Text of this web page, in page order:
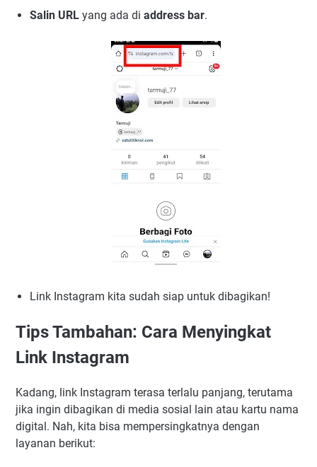
Salin URL yang ada di address bar.
Link Instagram kita sudah siap untuk dibagikan!
Tips Tambahan: Cara Menyingkat
Link Instagram
Kadang, link Instagram terasa terlalu panjang, terutama
jika ingin dibagikan di media sosial lain atau kartu nama
digital. Nah, kita bisa mempersingkatnya dengan
layanan berikut: